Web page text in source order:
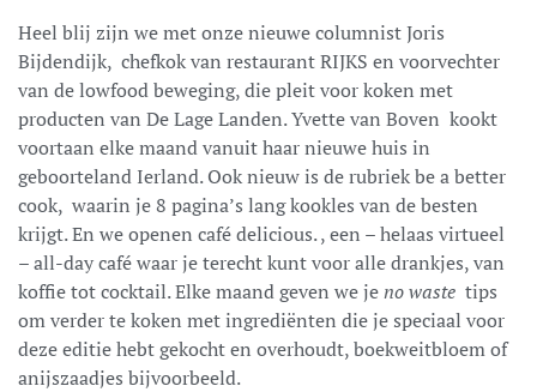
Heel blij zijn we met onze nieuwe columnist Joris
Bijdendijk, chefkok van restaurant RIJKS en voorvechter
van de lowfood beweging, die pleit voor koken met
producten van De Lage Landen. Yvette van Boven kookt
voortaan elke maand vanuit haar nieuwe huis in
geboorteland Ierland. Ook nieuw is de rubriek be a better
cook, waarin je 8 pagina’s lang kookles van de besten
krijgt. En we openen café delicious. , een – helaas virtueel
– all-day café waar je terecht kunt voor alle drankjes, van
koffie tot cocktail. Elke maand geven we jeno waste tips
om verder te koken met ingrediënten die je speciaal voor
deze editie hebt gekocht en overhoudt, boekweitbloem of
anijszaadjes bijvoorbeeld.